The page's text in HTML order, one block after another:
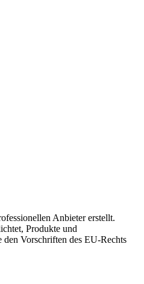
Anbieter erstellt.
Produkte und
den Vorschriften des EU-Rechts